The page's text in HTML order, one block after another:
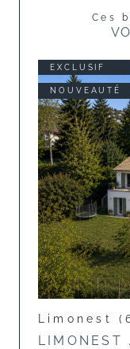
Ces
EXCLUSIF
NOUVEAUTÉ
Limonest
LIMONEST